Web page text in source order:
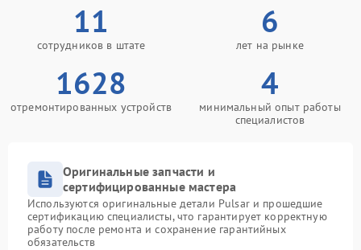
11
сотрудников в штате
6
лет на рынке
1628
отремонтированных устройств
4
минимальный опыт работы
специалистов
Оригинальные запчасти и
сертифицированные мастера
Используются оригинальные детали Pulsar и прошедшие
сертификацию специалисты, что гарантирует корректную
работу после ремонта и сохранение гарантийных
обязательств